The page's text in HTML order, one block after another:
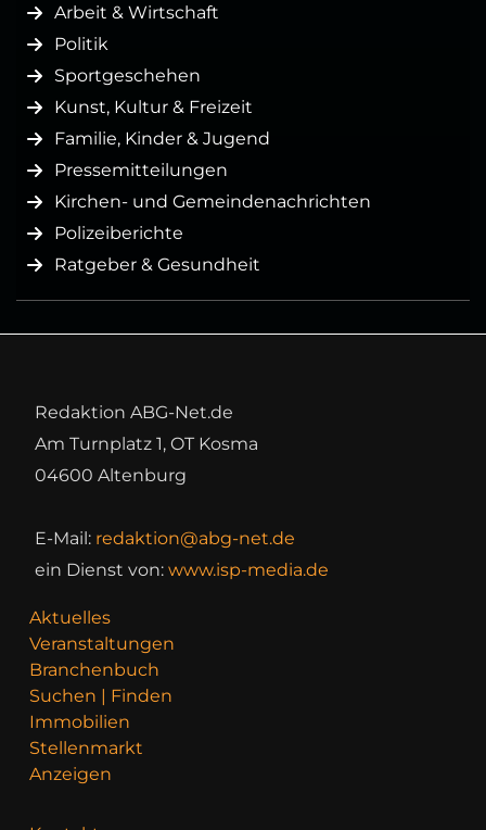
Arbeit & Wirtschaft
Politik
Sportgeschehen
Kunst, Kultur & Freizeit
Familie, Kinder & Jugend
Pressemitteilungen
Kirchen- und Gemeindenachrichten
Polizeiberichte
Ratgeber & Gesundheit
Redaktion ABG-Net.de
Am Turnplatz 1, OT Kosma
04600 Altenburg
E-Mail: redaktion@abg-net.de
ein Dienst von: www.isp-media.de
Aktuelles
Veranstaltungen
Branchenbuch
Suchen | Finden
Immobilien
Stellenmarkt
Anzeigen